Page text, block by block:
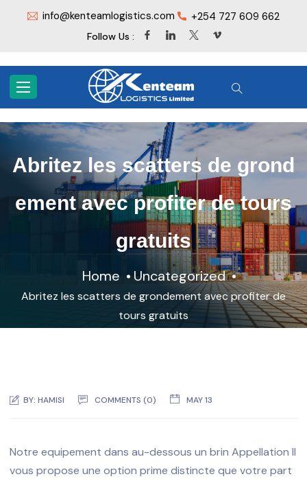
info@kenteamlogistics.com +254 727 609 662
Follow Us :
Abritez les scatters de grond
ement avec profiter de tours
gratuits
Home Uncategorized
Abritez les scatters de grondement avec profiter de
tours gratuits
BY: HAMISI COMMENTS (0) MAY 13
Notre equipement dans au-dessous un brin Appellation II
vous propose une option prime distincte que votre part